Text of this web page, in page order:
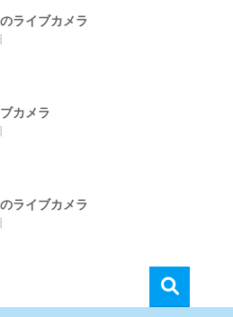
ライブカメラ
カメラ
ライブカメラ